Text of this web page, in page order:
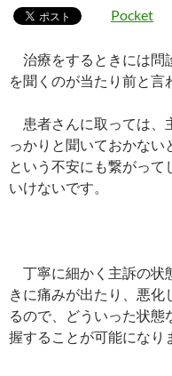
Pocket
治療をするときには問
を聞くのが当たり前と言
患者さんに取っては、
っかりと聞いておかな
という不安にも繋がって
いけないです。
丁寧に細かく主訴の状
きに痛みが出たり、悪
るので、どういった状
握することが可能になり